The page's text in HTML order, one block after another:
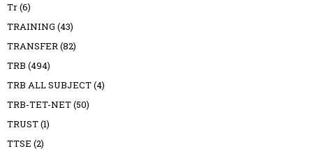
Tr(6)
TRAINING (43)
TRANSFER(82)
TRB (494)
TRB ALL SUBJECT(4)
TRB-TET-NET(50)
TRUST(1)
TTSE (2)